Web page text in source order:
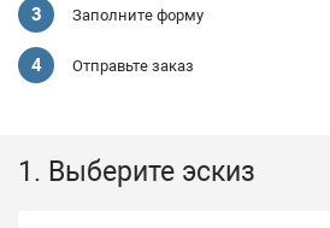
Заполните форму
Отправьте заказ
1. Выберите эскиз